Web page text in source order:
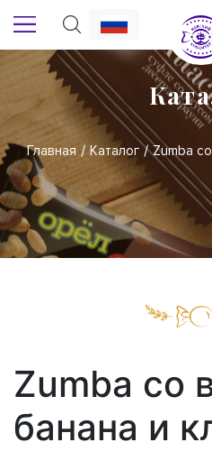
Главная Каталог Zumba
Zumba со
банана и